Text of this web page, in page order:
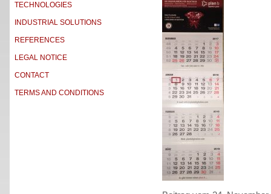
TECHNOLOGIES
INDUSTRIAL SOLUTIONS
REFERENCES
LEGAL NOTICE
CONTACT
TERMS AND CONDITIONS